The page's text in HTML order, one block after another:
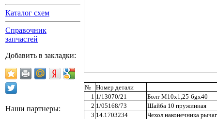
Каталог схем
Справочник
запчастей
Добавить в закладки:
Наши партнеры:
№
Номер детали
1 1/13070/21
Болт М10х1,25-6gх40
2 1/05168/73
Шайба 10 пружинная
3 14.1703234
Чехол наконечника